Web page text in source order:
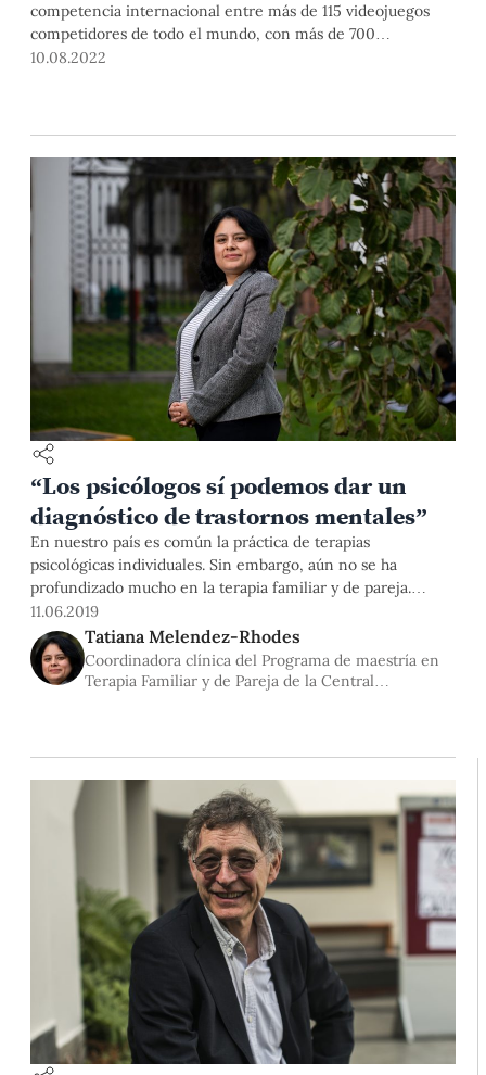
competencia internacional entre más de 115 videojuegos
competidores de todo el mundo, con más de 700
participantes en total.
10.08.2022
“Los psicólogos sí podemos dar un
diagnóstico de trastornos mentales”
En nuestro país es común la práctica de terapias
psicológicas individuales. Sin embargo, aún no se ha
profundizado mucho en la terapia familiar y de pareja.
Precisamente, ambos ámbitos son dominados por la Dra.
Tatiana Melendez-Rhodes, quien se desempeña como
profesora asistente y coordinadora clínica del Programa de
maestría en Terapia Familiar y de Pareja en el
un diagnóstico.
11.06.2019
Tatiana Melendez-Rhodes
Coordinadora clínica del Programa de maestría en
Terapia Familiar y de Pareja de la Central